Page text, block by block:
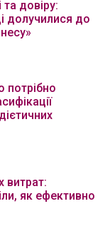
та довіру:
долучилися до
потрібно
витрат:
як ефективно